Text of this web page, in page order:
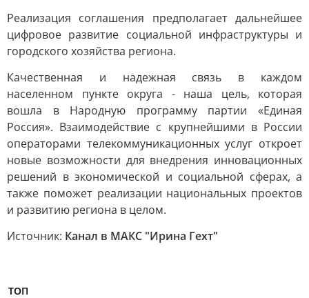
Реализация соглашения предполагает дальнейшее
цифровое развитие социальной инфраструктуры и
городского хозяйства региона.
Качественная и надежная связь в каждом
населенном пункте округа - наша цель, которая
вошла в Народную программу партии «Единая
Россия». Взаимодействие с крупнейшими в России
операторами телекоммуникационных услуг откроет
новые возможности для внедрения инновационных
решений в экономической и социальной сферах, а
также поможет реализации национальных проектов
и развитию региона в целом.
Источник: Канал в МАКС "Ирина Гехт"
ТОП